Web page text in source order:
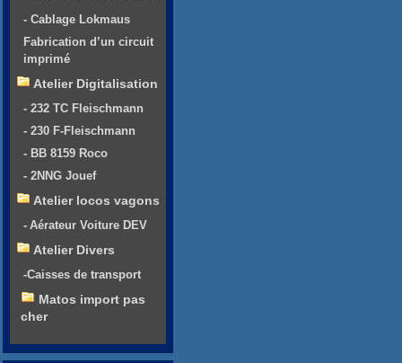
- Cablage Lokmaus
Fabrication d’un circuit
imprimé
Atelier Digitalisation
- 232 TC Fleischmann
- 230 F-Fleischmann
- BB 8159 Roco
- 2NNG Jouef
Atelier locos vagons
- Aérateur Voiture DEV
Atelier Divers
-Caisses de transport
Matos import pas
cher